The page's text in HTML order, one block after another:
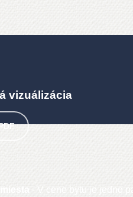
vizuálizácia
- V cene bytu je jedno